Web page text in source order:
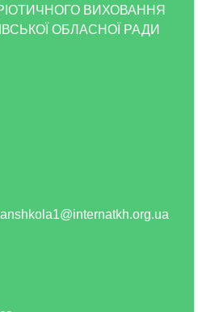
ВИХОВАННЯ
ОБЛАСНОЇ РАДИ